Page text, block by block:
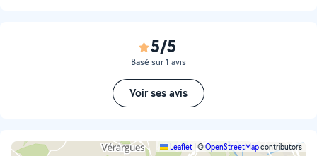
5/5
Basé sur 1 avis
Voir ses avis
Leaflet ©OpenStreetMapcontributors